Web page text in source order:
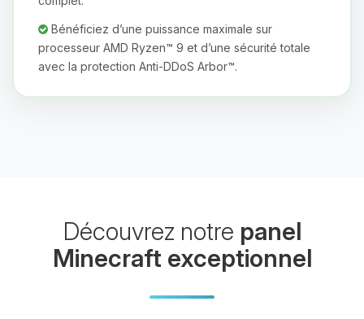
Bénéficiez d’une puissance maximale sur
processeur AMD Ryzen™ 9 et d’une sécurité totale
avec la protection Anti-DDoS Arbor™.
Découvrez notre panel
Minecraft exceptionnel